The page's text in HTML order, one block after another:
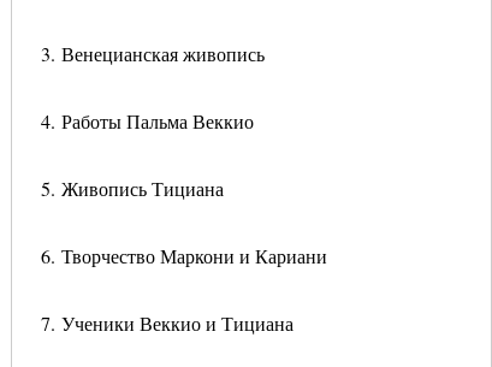
3. Венецианская живопись
4. Работы Пальма Веккио
5. Живопись Тициана
6. Творчество Маркони и Кариани
7. Ученики Веккио и Тициана